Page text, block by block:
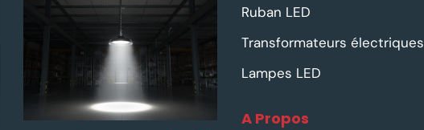
Ruban LED
Transformateurs électriques
Lampes LED
A Propos